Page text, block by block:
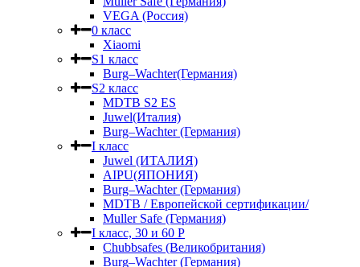
VEGA (Россия)
0 класс
Xiaomi
S1 класс
Burg–Wachter(Германия)
S2 класс
MDTB S2 ES
Juwel(Италия)
Burg–Wachter (Германия)
I класс
Juwel (ИТАЛИЯ)
AIPU(ЯПОНИЯ)
Burg–Wachter (Германия)
MDTB / Европейской сертификации/
Muller Safe (Германия)
I класс, 30 и 60 P
Chubbsafes (Великобритания)
Burg–Wachter (Германия)